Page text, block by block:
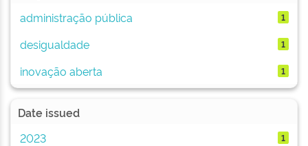
administração pública
1
desigualdade 1
inovação aberta 1
Date issued
2023
1